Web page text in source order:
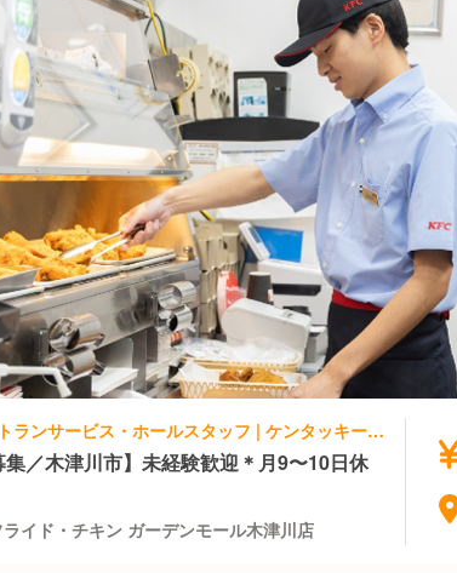
ファストフード | レストランサービス・ホールスタッフ | ケンタッキー・フライド・チキン ガーデンモール木津川店
集／木津川市】未経験歓迎＊月9〜10日休
イド・チキン ガーデンモール木津川店